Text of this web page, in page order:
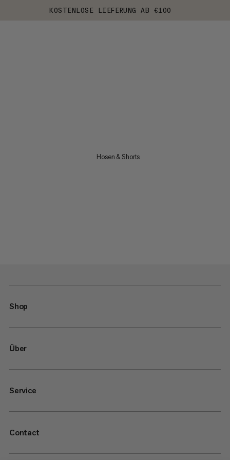
KOSTENLOSE LIEFERUNG AB €100
Hosen & Shorts
Shop
Über
Service
Contact